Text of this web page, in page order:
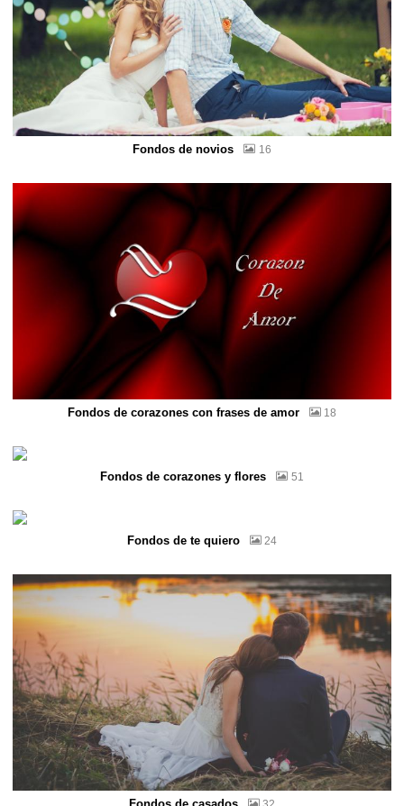
Fondos de novios 16
Fondos de corazones con frases de amor 18
Fondos de corazones y flores 51
Fondos de te quiero 24